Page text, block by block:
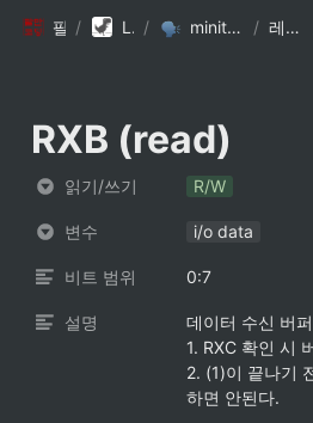
팔만코딩경
/ Library DB/ minitalk (5) 통신 관련 용어 및 기술 / 레지스터 (1)
RXB (read)
읽기/쓰기 R/W
변수 i/o data
비트 범위 0:7
설명
데이터 수신 버퍼
1. RXC 확인 시
2. (1)이 끝나기
하면 안된다.